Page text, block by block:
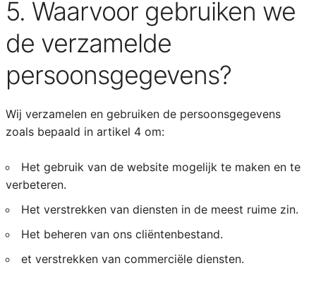
5. Waarvoor gebruiken we
de verzamelde
persoonsgegevens?
Wij verzamelen en gebruiken de persoonsgegevens
zoals bepaald in artikel 4 om:
Het gebruik van de website mogelijk te maken en te
verbeteren.
Het verstrekken van diensten in de meest ruime zin.
Het beheren van ons cliëntenbestand.
et verstrekken van commerciële diensten.